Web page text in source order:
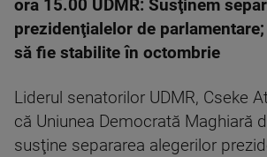
ora 15.00 UDMR: Susţinem
prezidenţialelor de
să fie stabilite în octombrie
Liderul senatorilor UDMR, Cseke
că Uniunea Democrată Maghiară
susţine separarea alegerilor